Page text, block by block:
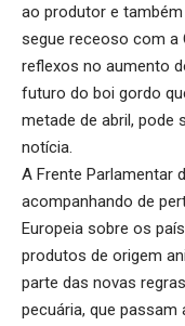
ao produtor e
segue receoso com a
reflexos no aumento
futuro do boi gordo
metade de abril, pode
notícia.
A Frente Parlamentar
acompanhando de
Europeia sobre os
produtos de origem
parte das novas
pecuária, que